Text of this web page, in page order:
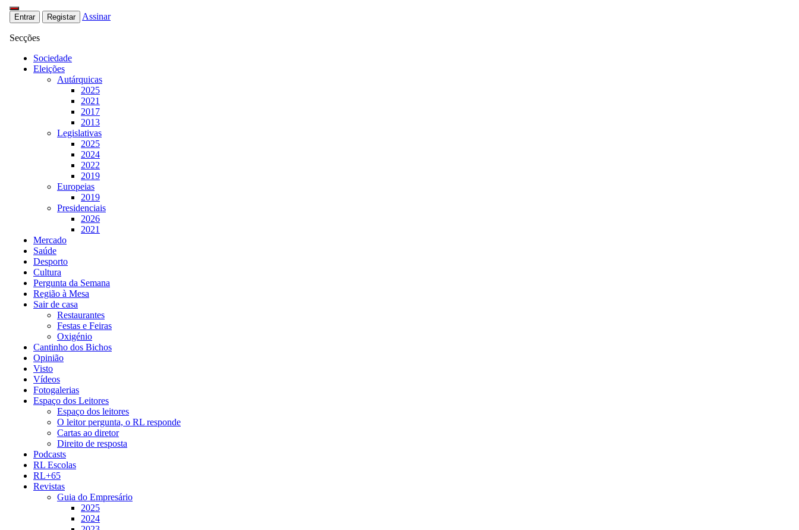
Entrar Registar Assinar
Secções
Sociedade
Eleições
Autárquicas
2025
2021
2017
2013
Legislativas
2025
2024
2022
2019
Europeias
2019
Presidenciais
2026
2021
Mercado
Saúde
Desporto
Cultura
Pergunta da Semana
Região à Mesa
Sair de casa
Restaurantes
Festas e Feiras
Oxigénio
Cantinho dos Bichos
Opinião
Visto
Vídeos
Fotogalerias
Espaço dos Leitores
Espaço dos leitores
O leitor pergunta, o RL responde
Cartas ao diretor
Direito de resposta
Podcasts
RL Escolas
RL+65
Revistas
Guia do Empresário
2025
2024